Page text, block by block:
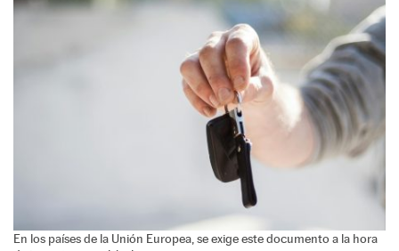
En los países de la Unión Europea, se exige este documento a la hora